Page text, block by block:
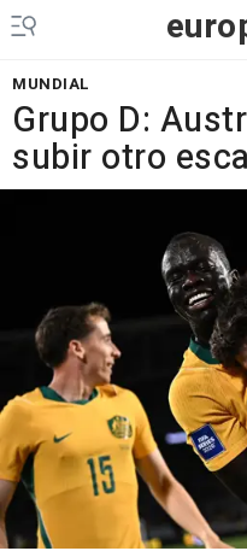
MUNDIAL
Grupo D:
subir otro